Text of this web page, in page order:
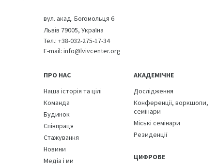
вул. акад. Богомольця 6
Львів 79005, Україна
Тел.: +38-032-275-17-34
E-mail: info@lvivcenter.org
ПРО НАС
Наша історія та цілі
Команда
Будинок
Співпраця
Стажування
Новини
Медіа і ми
АКАДЕМІЧНЕ
Дослідження
Конференції, воркшопи,
семінари
Міські семінари
Резиденції
ЦИФРОВЕ